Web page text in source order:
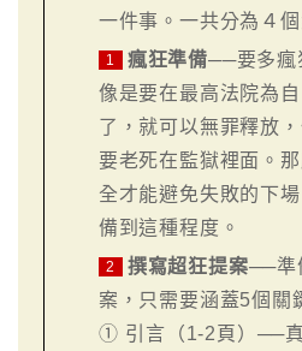
一件事。一共分為４個
1 瘋狂準備──要多瘋
像是要在最高法院為
了，就可以無罪釋放
要老死在監獄裡面。
全才能避免失敗的下
備到這種程度。
2 撰寫超狂提案──準
案，只需要涵蓋5個關
① 引言（1-2頁）──